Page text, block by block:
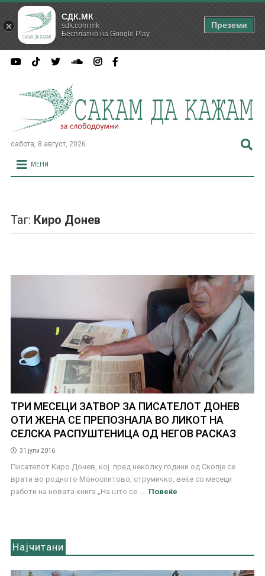
сабота, 8 август, 2026
МЕНИ
Таг: Киро Донев
ТРИ МЕСЕЦИ ЗАТВОР ЗА ПИСАТЕЛОТ ДОНЕВ
ОТИ ЖЕНА СЕ ПРЕПОЗНАЛА ВО ЛИКОТ НА
СЕЛСКА РАСПУШТЕНИЦА ОД НЕГОВ РАСКАЗ
31 јули 2016
Писателот Киро Донев, кој пред неколку години од Скопје се
врати во родното Моноспитово, струмичко, веќе со месеци
работи на новата книга „На што се ...
Повеќе
Најчитани
СДК.МК
sdk.com.mk
Бесплатно на Google Play
Преземи